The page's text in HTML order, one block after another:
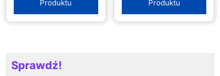
Produktu
Produktu
Sprawdź!